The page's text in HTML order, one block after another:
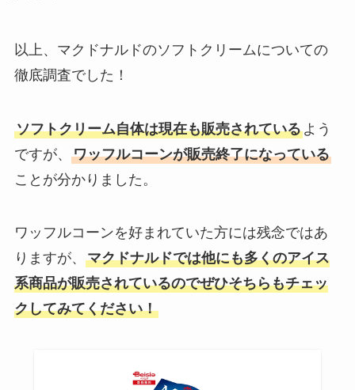
以上、マクドナルドのソフトクリームについての
徹底調査でした！
ソフトクリーム自体は現在も販売されているよう
ですが、 ワッフルコーンが販売終了になっている
ことが分かりました。
ワッフルコーンを好まれていた方には残念ではあ
りますが、 マクドナルドでは他にも多くのアイス
系商品が販売されているのでぜひそちらもチェッ
クしてみてください！